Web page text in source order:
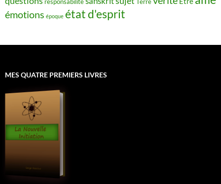
émotions époque état d'esprit
MES QUATRE PREMIERS LIVRES